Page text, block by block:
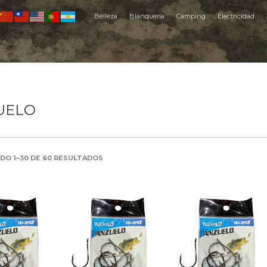
Belleza Blanquería Camping Electricidad
1–30 DE 60 RESULTADOSORDENADO